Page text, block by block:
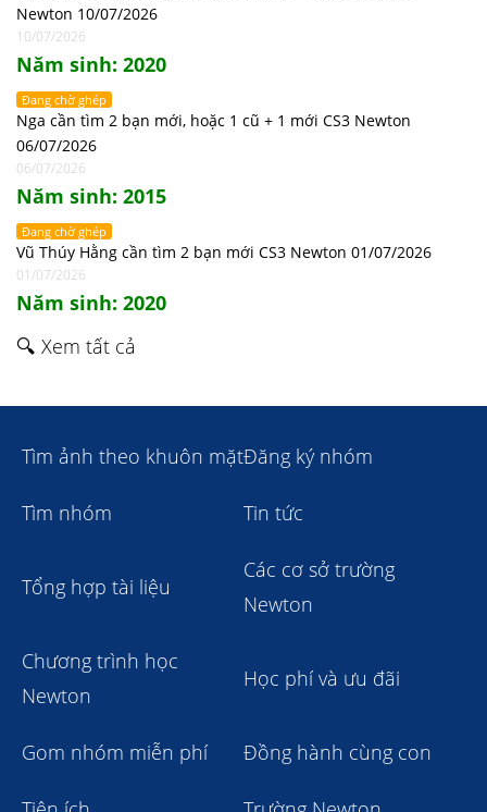
Newton 10/07/2026
10/07/2026
Năm sinh: 2020
Đang chờ ghép
Nga cần tìm 2 bạn mới, hoặc 1 cũ + 1 mới CS3 Newton
06/07/2026
06/07/2026
Năm sinh: 2015
Đang chờ ghép
Vũ Thúy Hằng cần tìm 2 bạn mới CS3 Newton 01/07/2026
01/07/2026
Năm sinh: 2020
🔍 Xem tất cả
Tìm ảnh theo khuôn mặtĐăng ký nhóm
Tìm nhóm Tin tức
Tổng hợp tài liệu
Các cơ sở trường
Newton
Chương trình học
Newton
Học phí và ưu đãi
Gom nhóm miễn phí Đồng hành cùng con